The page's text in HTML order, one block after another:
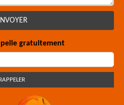
gratuitement